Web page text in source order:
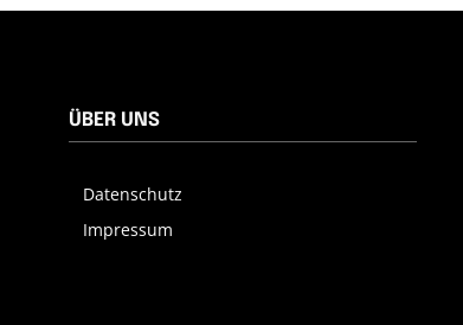
ÜBER UNS
Datenschutz
Impressum